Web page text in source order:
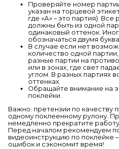
Проверяйте номер
указан на торцевой
где «А» – это партия).
должны быть из одной
одинаковый оттенок.
обозначаться двумя
В случае если нет
количество одной
разные партии на
или в зонах, где свет
углом. В разных партиях
оттенках.
Обращайте внимание на
поклейки.
Важно: претензии по качеству
одному поклеенному рулону.
немедленно прекратите
Перед началом рекомендуем
видеоинструкцию по поклейке
ошибок и сэкономит время!